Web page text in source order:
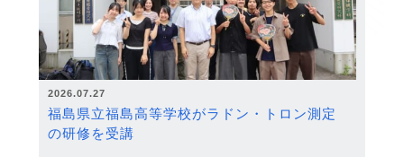
2026.07.27
福島県立福島高等学校がラドン・トロン測定
の研修を受講